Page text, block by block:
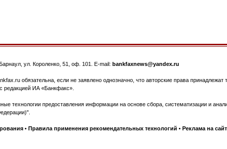
ул. Короленко, 51, оф. 101 . E-mail: bankfaxnews@yandex.ru
обязательна, если не заявлено однозначно, что авторские права
редакцией ИА «Банкфакс».
технологии предоставления информации на основе сбора, систематизации и
• Правила применения рекомендательных технологий • Реклама на